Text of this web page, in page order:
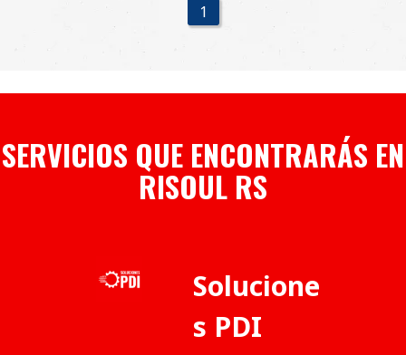
1
SERVICIOS QUE ENCONTRARÁS EN
RISOUL RS
Solucione
s PDI